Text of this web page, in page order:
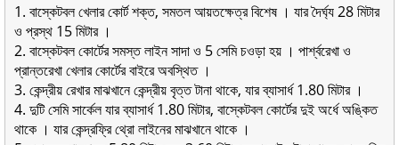
1. বাস্কেটবল খেলার কোর্ট শক্ত, সমতল আয়তক্ষেত্র বিশেষ । যার দৈর্ঘ্য 28 মিটার
ও প্রস্থ 15 মিটার ।
2. বাস্কেটবল কোর্টের সমস্ত লাইন সাদা ও 5 সেমি চওড়া হয় । পার্শ্বরেখা ও
প্রান্তরেখা খেলার কোর্টের বাইরে অবস্থিত ।
3. কেন্দ্রীয় রেখার মাঝখানে কেন্দ্রীয় বৃত্ত টানা থাকে, যার ব্যাসার্ধ 1.80 মিটার ।
4. দুটি সেমি সার্কেল যার ব্যাসার্ধ 1.80 মিটার, বাস্কেটবল কোর্টের দুই অর্ধে অঙ্কিত
থাকে । যার কেন্দ্রফ্রি থ্রো লাইনের মাঝখানে থাকে ।